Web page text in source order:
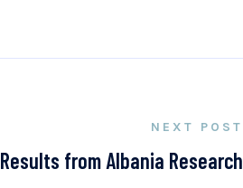
NEXT POST
Results from Albania Research